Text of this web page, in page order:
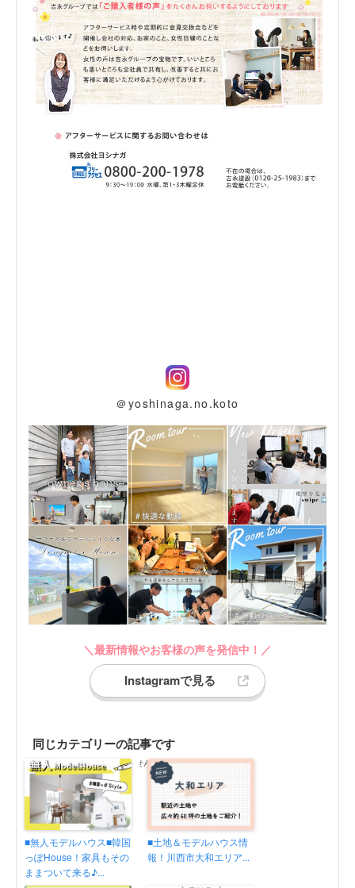
＠yoshinaga.no.koto
＼最新情報やお客様の声を発信中！／
Instagramで見る
同じカテゴリーの記事です
同じカテゴリーの記事がありません
■無人モデルハウス■韓国
っぽHouse！家具もその
ままついて来る♪...
■土地＆モデルハウス情
報！川西市大和エリア...